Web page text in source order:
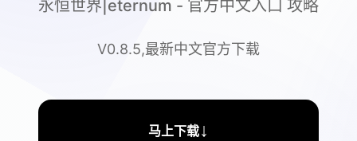
永恒世界|eternum - 官方中文入口 攻略
V0.8.5,最新中文官方下载
马上下载↓